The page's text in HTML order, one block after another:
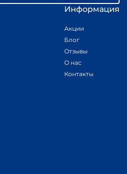
Информация
Акции
Блог
Отзывы
О нас
Контакты